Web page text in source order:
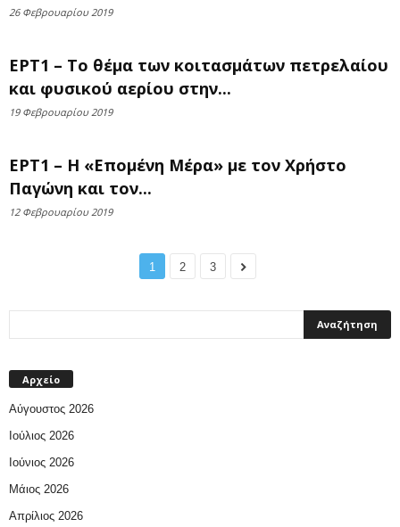
26 Φεβρουαρίου 2019
ΕΡΤ1 – Το θέμα των κοιτασμάτων πετρελαίου
και φυσικού αερίου στην...
19 Φεβρουαρίου 2019
ΕΡΤ1 – Η «Επομένη Μέρα» με τον Χρήστο
Παγώνη και τον...
12 Φεβρουαρίου 2019
1 2 3
Αρχείο
Αύγουστος 2026
Ιούλιος 2026
Ιούνιος 2026
Μάιος 2026
Απρίλιος 2026